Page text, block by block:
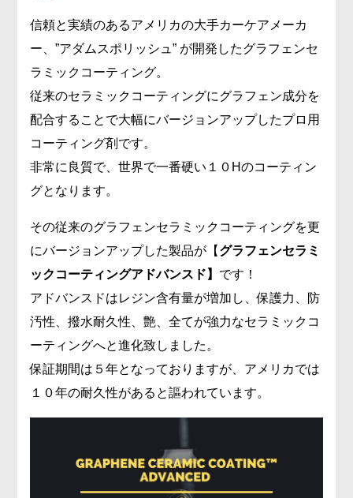
信頼と実績のあるアメリカの大手カーケアメーカ
ー、”アダムスポリッシュ” が開発したグラフェンセ
ラミックコーティング。
従来のセラミックコーティングにグラフェン成分を
配合することで大幅にバージョンアップしたプロ用
コーティング剤です。
非常に良質で、世界で一番硬い１０Hのコーティン
グとなります。
その従来のグラフェンセラミックコーティングを更
にバージョンアップした製品が【 グラフェンセラミ
ックコーティングアドバンスド】 です！
アドバンスドはレジン含有量が増加し、保護力、防
汚性、撥水耐久性、艶、全てが強力なセラミックコ
ーティングへと進化致しました。
保証期間は５年となっておりますが、アメリカでは
１０年の耐久性があると謳われています。